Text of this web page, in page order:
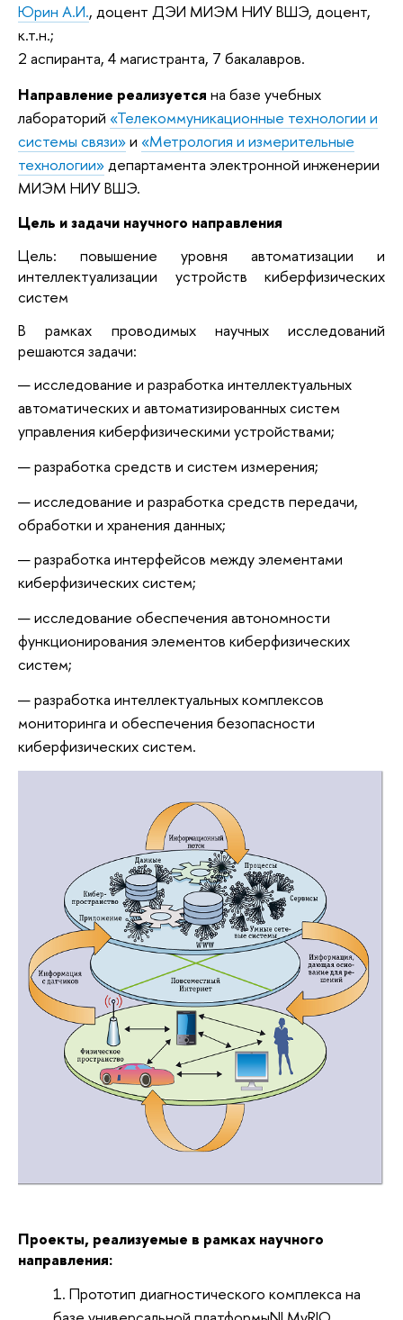
Юрин А.И., доцент ДЭИ МИЭМ НИУ ВШЭ, доцент,
к.т.н.;
2 аспиранта, 4 магистранта, 7 бакалавров.
Направление реализуется на базе учебных
лабораторий «Телекоммуникационные технологии и
системы связи»и «Метрология и измерительные
технологии»департамента электронной инженерии
МИЭМ НИУ ВШЭ.
Цель и задачи научного направления
Цель: повышение уровня автоматизации и
интеллектуализации устройств киберфизических
систем
В рамках проводимых научных исследований
решаются задачи:
исследование и разработка интеллектуальных
автоматических и автоматизированных систем
управления киберфизическими устройствами;
разработка средств и систем измерения;
исследование и разработка средств передачи,
обработки и хранения данных;
разработка интерфейсов между элементами
киберфизических систем;
исследование обеспечения автономности
функционирования элементов киберфизических
систем;
разработка интеллектуальных комплексов
мониторинга и обеспечения безопасности
киберфизических систем.
Проекты, реализуемые в рамках научного
направления:
Прототип диагностического комплекса на